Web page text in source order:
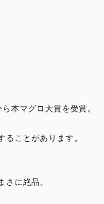
本マグロ大賞を受賞。
ことがあります。
に絶品。